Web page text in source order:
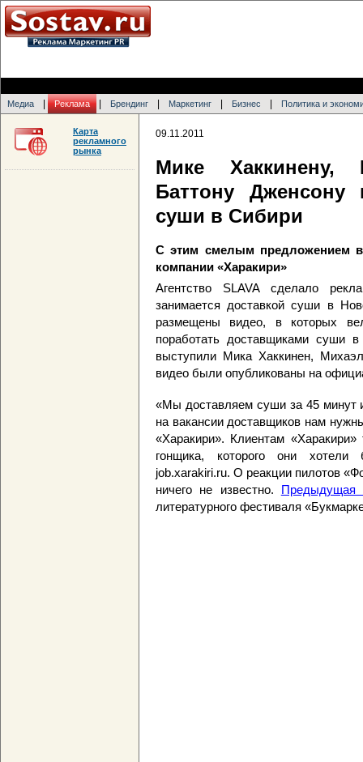
Медиа Реклама Брендинг Маркетинг Бизнес Политика и
09.11.2011
Мике
Баттону Дженсону
суши в Сибири
С этим смелым предложением
компании «Харакири»
Агентство SLAVA сделало
занимается доставкой суши в
размещены видео, в которых
поработать доставщиками суши
выступили Мика Хаккинен,
видео были опубликованы на
«Мы доставляем суши за 45 минут
на вакансии доставщиков нам
«Харакири». Клиентам
гонщика, которого они
job.xarakiri.ru. О реакции пилотов
ничего не известно. Предыдущая
литературного фестиваля
Карта
рекламного
рынка